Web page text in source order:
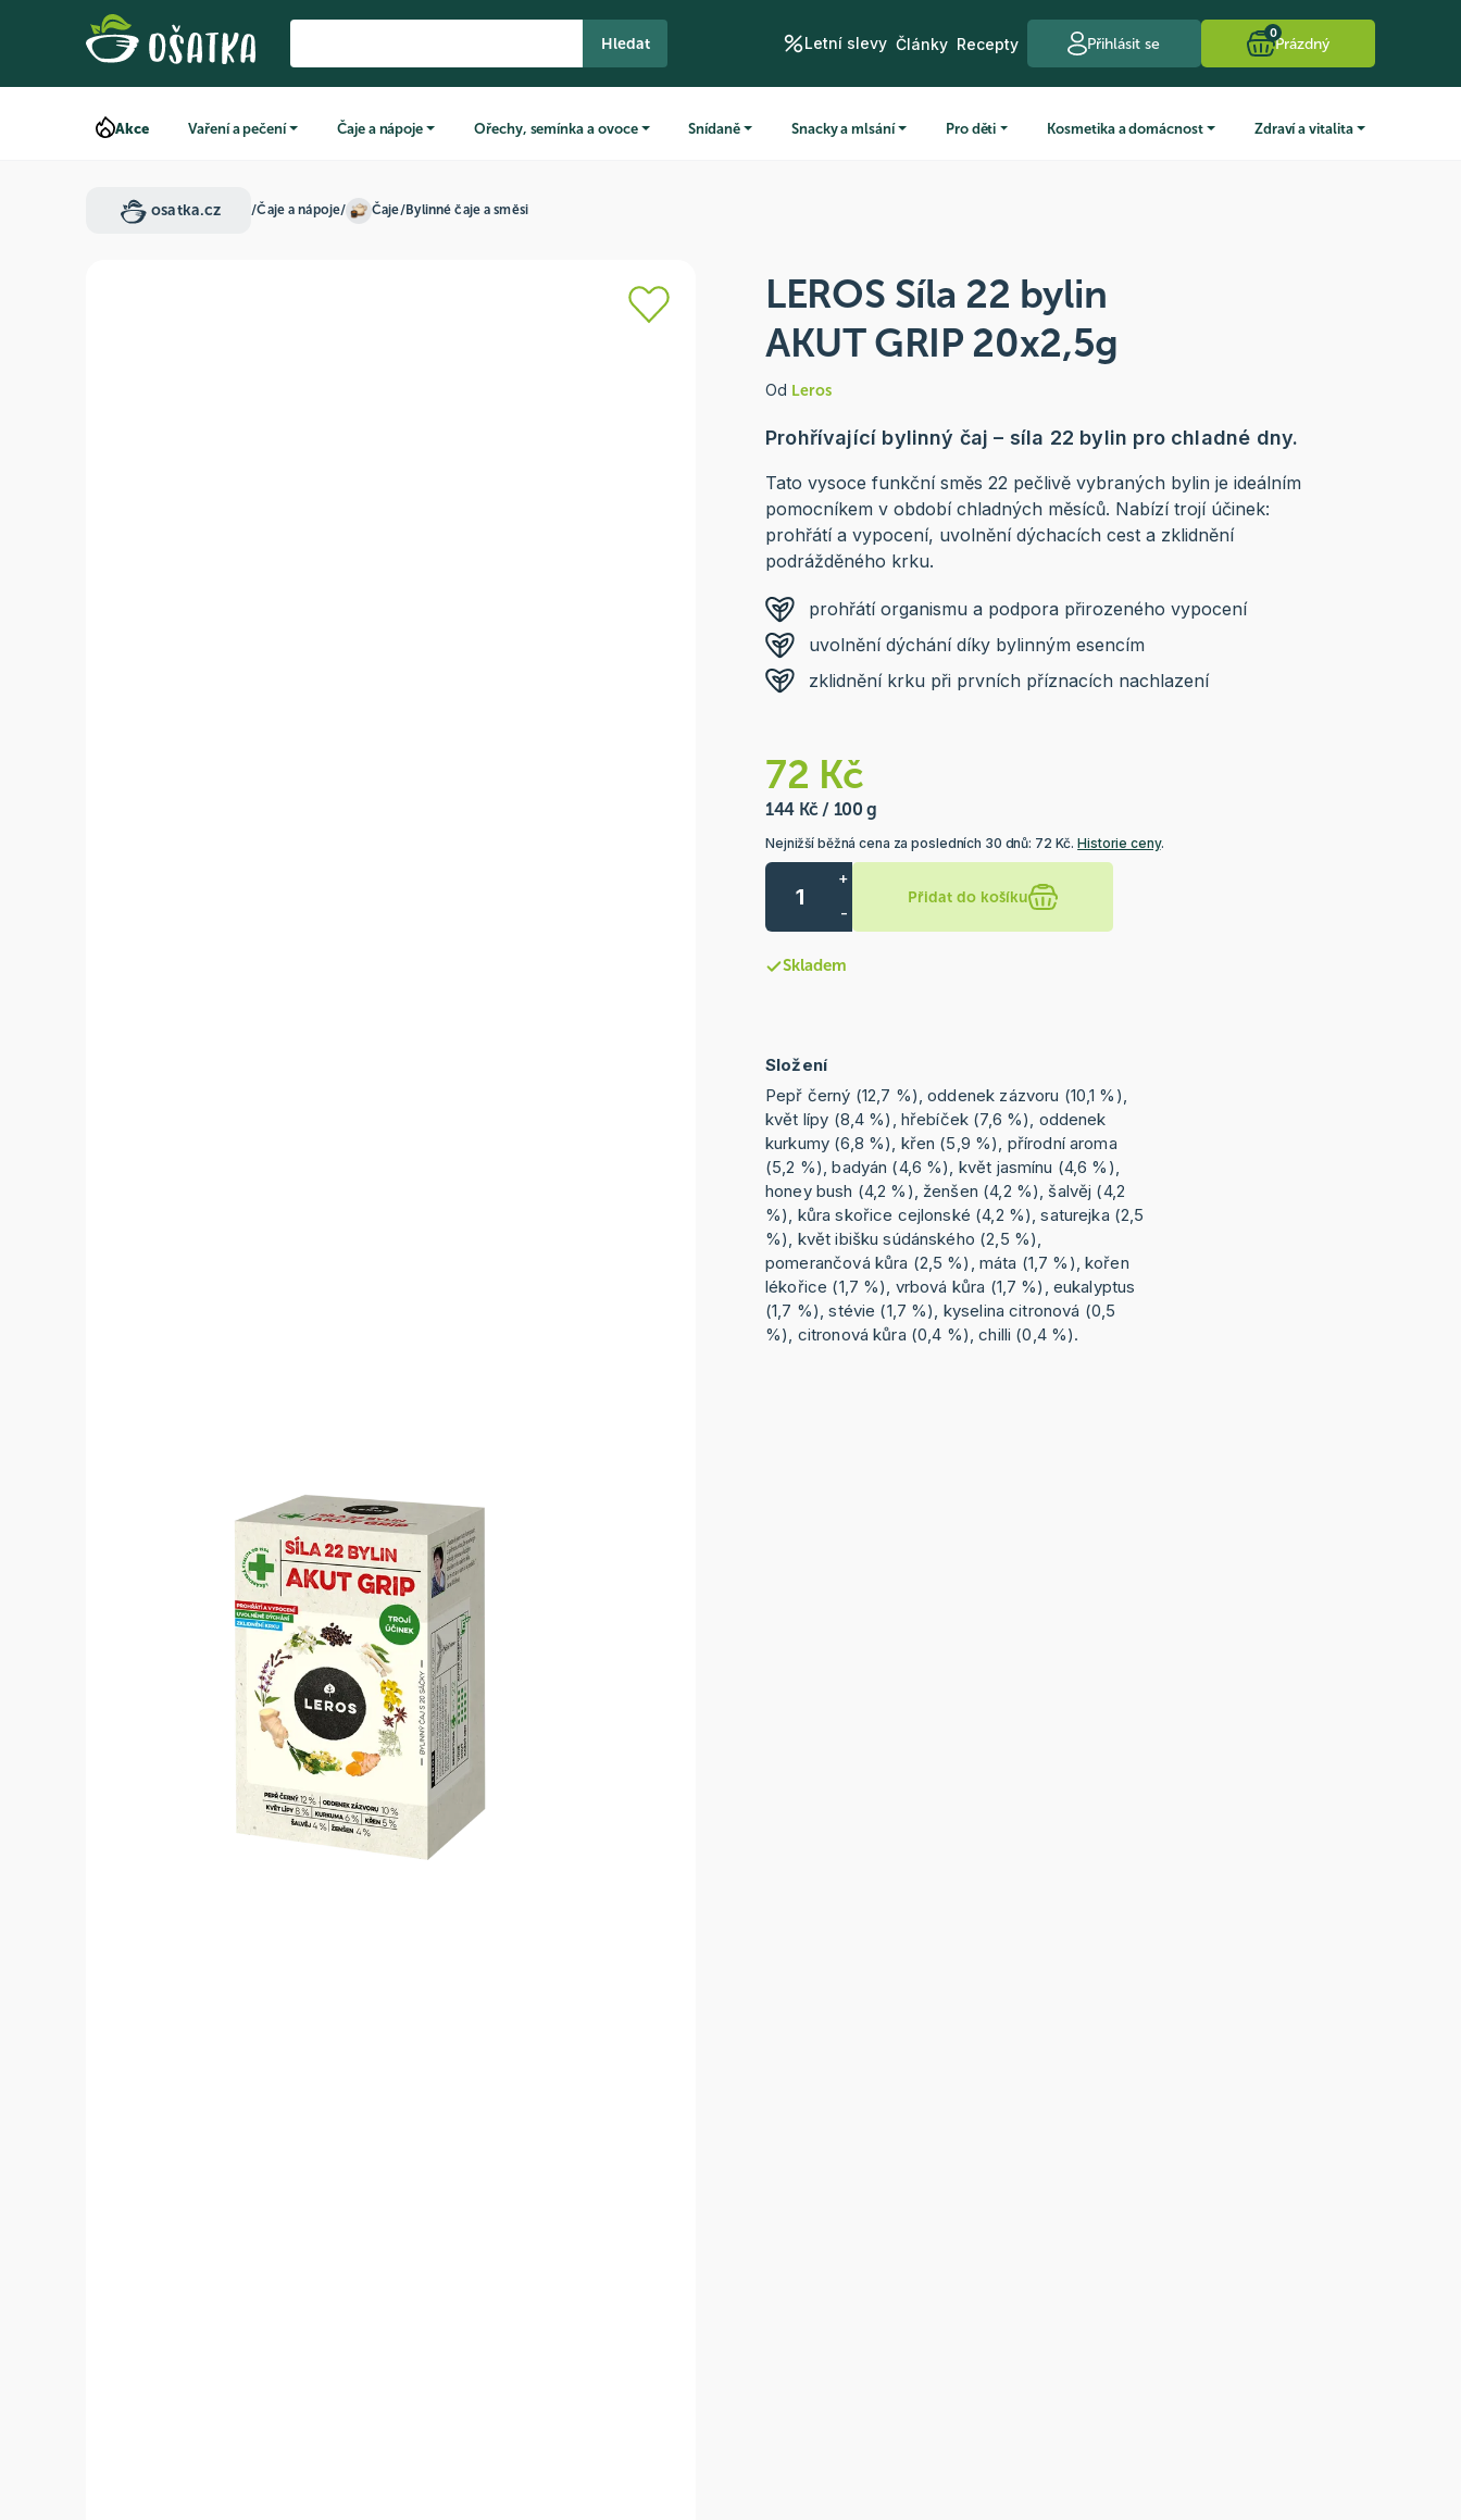
Hledat Letní slevy Články Recepty Přihlásit se
0
Prázdný
Akce Vaření a pečení Čaje a nápoje Ořechy, semínka a ovoce Snídaně Snacky a mlsání Pro děti Kosmetika a domácnost Zdraví a vitalita
osatka.cz /Čaje a nápoje/ Čaje/Bylinné čaje a směsi
LEROS Síla 22 bylin
AKUT GRIP 20x2,5g
Od Leros
Prohřívající bylinný čaj – síla 22 bylin pro chladné dny.
Tato vysoce funkční směs 22 pečlivě vybraných bylin je ideálním
pomocníkem v období chladných měsíců. Nabízí trojí účinek:
prohřátí a vypocení, uvolnění dýchacích cest a zklidnění
podrážděného krku.
prohřátí organismu a podpora přirozeného vypocení
uvolnění dýchání díky bylinným esencím
zklidnění krku při prvních příznacích nachlazení
72 Kč
144 Kč / 100 g
Nejnižší běžná cena za posledních 30 dnů: 72 Kč.Historie ceny.
+
-
Přidat do košíku
Skladem
Složení
Pepř černý (12,7 %), oddenek zázvoru (10,1 %),
květ lípy (8,4 %), hřebíček (7,6 %), oddenek
kurkumy (6,8 %), křen (5,9 %), přírodní aroma
(5,2 %), badyán (4,6 %), květ jasmínu (4,6 %),
honey bush (4,2 %), ženšen (4,2 %), šalvěj (4,2
%), kůra skořice cejlonské (4,2 %), saturejka (2,5
%), květ ibišku súdánského (2,5 %),
pomerančová kůra (2,5 %), máta (1,7 %), kořen
lékořice (1,7 %), vrbová kůra (1,7 %), eukalyptus
(1,7 %), stévie (1,7 %), kyselina citronová (0,5
%), citronová kůra (0,4 %), chilli (0,4 %).